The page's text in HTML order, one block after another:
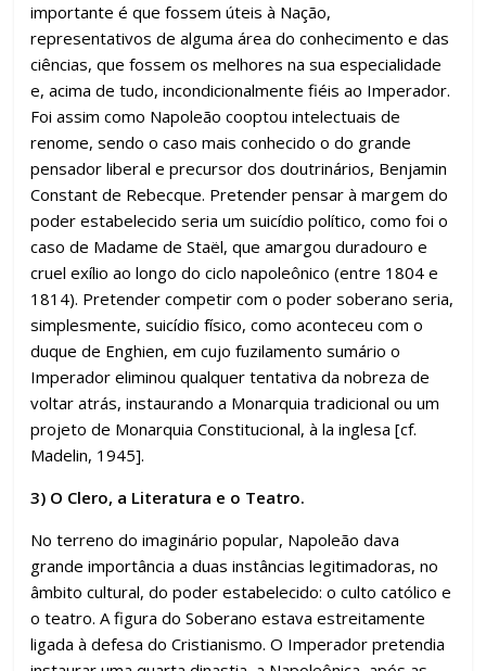
importante é que fossem úteis à Nação,
representativos de alguma área do conhecimento e das
ciências, que fossem os melhores na sua especialidade
e, acima de tudo, incondicionalmente fiéis ao Imperador.
Foi assim como Napoleão cooptou intelectuais de
renome, sendo o caso mais conhecido o do grande
pensador liberal e precursor dos doutrinários, Benjamin
Constant de Rebecque. Pretender pensar à margem do
poder estabelecido seria um suicídio político, como foi o
caso de Madame de Staël, que amargou duradouro e
cruel exílio ao longo do ciclo napoleônico (entre 1804 e
1814). Pretender competir com o poder soberano seria,
simplesmente, suicídio físico, como aconteceu com o
duque de Enghien, em cujo fuzilamento sumário o
Imperador eliminou qualquer tentativa da nobreza de
voltar atrás, instaurando a Monarquia tradicional ou um
projeto de Monarquia Constitucional, à la inglesa [cf.
Madelin, 1945].
3) O Clero, a Literatura e o Teatro.
No terreno do imaginário popular, Napoleão dava
grande importância a duas instâncias legitimadoras, no
âmbito cultural, do poder estabelecido: o culto católico e
o teatro. A figura do Soberano estava estreitamente
ligada à defesa do Cristianismo. O Imperador pretendia